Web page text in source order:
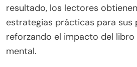
resultado, los lectores
estrategias prácticas para sus
reforzando el impacto del libro
mental.